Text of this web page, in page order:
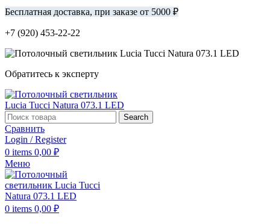
Бесплатная доставка, при заказе от 5000 ₽
+7 (920) 453-22-22
Обратитесь к эксперту
Search
Сравнить
Login / Register
0 items 0,00 ₽
Меню
0 items 0,00 ₽